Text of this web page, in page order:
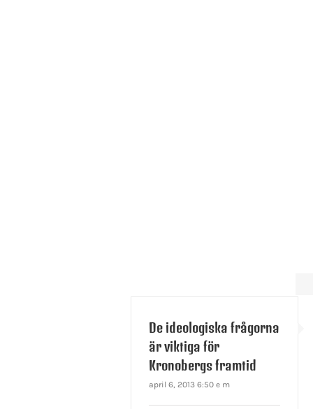
De ideologiska frågorna
är viktiga för
Kronobergs framtid
april 6, 2013 6:50 e m